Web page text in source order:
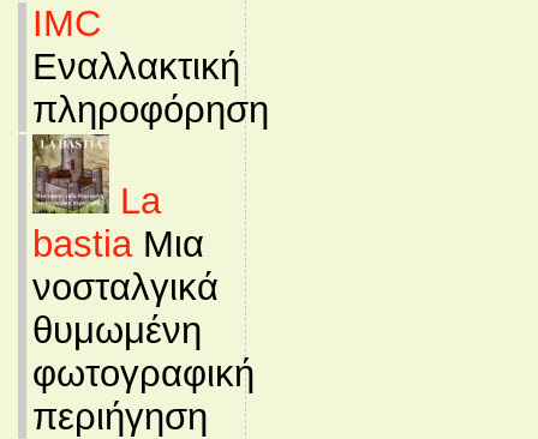
IMC
Εναλλακτική
πληροφόρηση
La
bastiaΜια
νοσταλγικά
θυμωμένη
φωτογραφική
περιήγηση